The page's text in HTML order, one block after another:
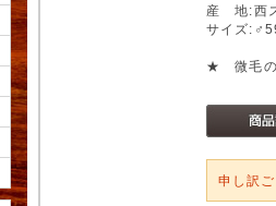
産 地:西
サイズ
★ 微毛の
申し訳